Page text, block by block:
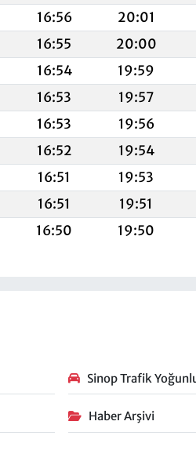
16:56 20:01
16:55 20:00
16:54 19:59
16:53 19:57
16:53 19:56
16:52 19:54
16:51 19:53
16:51 19:51
16:50 19:50
Sinop Trafik
Haber Arşivi